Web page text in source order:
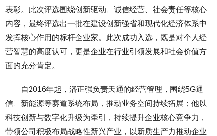
表彰。此次评选围绕创新驱动、诚信经营、社会责任等核心
内容，最终评选出一批在建设创新强省和现代化经济体系中
发挥核心作用的标杆企业家。此次成功入选，既是对个人经
营智慧的高度认可，更是企业在行业引领发展和社会价值方
面的充分肯定。
自2016年起，潘正强负责天通的经营管理，围绕5G通
信、新能源等赛道系统布局，推动业务空间持续拓展；他以
科技创新与数字化升级为牵引，持续提升企业核心竞争力，
带领公司积极布局战略性新兴产业，以新质生产力推动企业